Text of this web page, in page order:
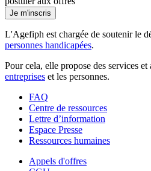
Je m'inscris
L'Agefiph est chargée de soutenir le
personnes handicapées.
Pour cela, elle propose des services
entreprises et les personnes.
FAQ
Centre de ressources
Lettre d’information
Espace Presse
Ressources humaines
Appels d'offres